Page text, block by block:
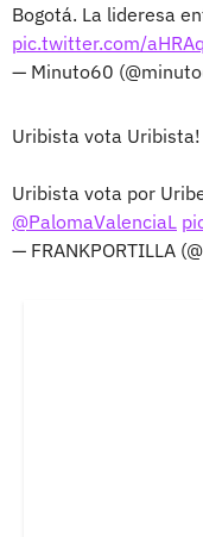
Bogotá. La lideresa
pic.twitter.com/
— Minuto60
Uribista vota Uribista!
Uribista vota por
@PalomaValenciaL
— FRANKPORTILLA